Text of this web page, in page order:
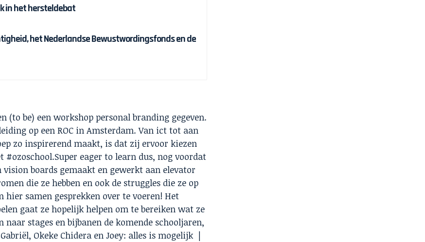
in het hersteldebat
het Nederlandse Bewustwordingsfonds en de
(to be) een workshop personal branding gegeven.
op een ROC in Amsterdam. Van ict tot aan
zo inspirerend maakt, is dat zij ervoor kiezen
eager to learn dus, nog voordat
boards gemaakt en gewerkt aan elevator
die ze hebben en ook de struggles die ze op
samen gesprekken over te voeren! Het
gaat ze hopelijk helpen om te bereiken wat ze
stages en bijbanen de komende schooljaren,
Okeke Chidera en Joey: alles is mogelijk |